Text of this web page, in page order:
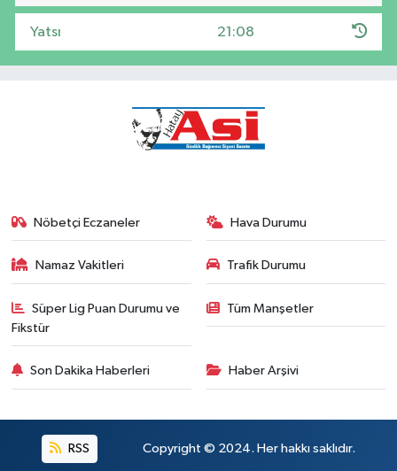
Yatsı 21:08
Nöbetçi Eczaneler Hava Durumu
Namaz Vakitleri Trafik Durumu
Süper Lig Puan Durumu ve
Fikstür
Tüm Manşetler
Son Dakika Haberleri Haber Arşivi
RSS Copyright © 2024. Her hakkı saklıdır.